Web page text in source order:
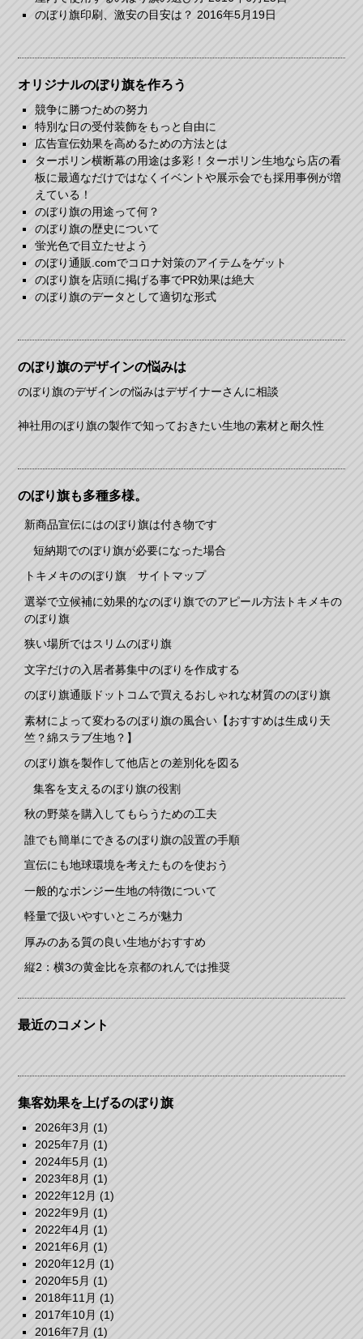
のぼり旗印刷、激安の目安は？ 2016年5月19日
オリジナルのぼり旗を作ろう
競争に勝つための努力
特別な日の受付装飾をもっと自由に
広告宣伝効果を高めるための方法とは
ターポリン横断幕の用途は多彩！ターポリン生地なら店の看
板に最適なだけではなくイベントや展示会でも採用事例が増
えている！
のぼり旗の用途って何？
のぼり旗の歴史について
蛍光色で目立たせよう
のぼり通販.comでコロナ対策のアイテムをゲット
のぼり旗を店頭に掲げる事でPR効果は絶大
のぼり旗のデータとして適切な形式
のぼり旗のデザインの悩みは
のぼり旗のデザインの悩みはデザイナーさんに相談
神社用のぼり旗の製作で知っておきたい生地の素材と耐久性
のぼり旗も多種多様。
新商品宣伝にはのぼり旗は付き物です
短納期でのぼり旗が必要になった場合
トキメキののぼり旗 サイトマップ
選挙で立候補に効果的なのぼり旗でのアピール方法トキメキの
のぼり旗
狭い場所ではスリムのぼり旗
文字だけの入居者募集中のぼりを作成する
のぼり旗通販ドットコムで買えるおしゃれな材質ののぼり旗
素材によって変わるのぼり旗の風合い【おすすめは生成り天
竺？綿スラブ生地？】
のぼり旗を製作して他店との差別化を図る
集客を支えるのぼり旗の役割
秋の野菜を購入してもらうための工夫
誰でも簡単にできるのぼり旗の設置の手順
宣伝にも地球環境を考えたものを使おう
一般的なポンジー生地の特徴について
軽量で扱いやすいところが魅力
厚みのある質の良い生地がおすすめ
縦2：横3の黄金比を京都のれんでは推奨
最近のコメント
集客効果を上げるのぼり旗
2026年3月 (1)
2025年7月 (1)
2024年5月 (1)
2023年8月 (1)
2022年12月 (1)
2022年9月 (1)
2022年4月 (1)
2021年6月 (1)
2020年12月 (1)
2020年5月 (1)
2018年11月 (1)
2017年10月 (1)
2016年7月 (1)